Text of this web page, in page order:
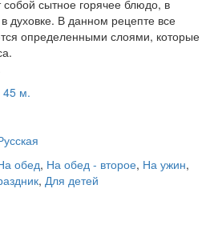
собой сытное горячее блюдо, в
духовке. В данном рецепте все
определенными слоями, которые
45 м.
обед, На обед - второе, На ужин,
, Для детей